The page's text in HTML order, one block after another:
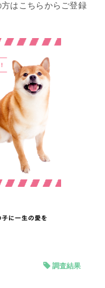
はこちらからご登録
調査結果